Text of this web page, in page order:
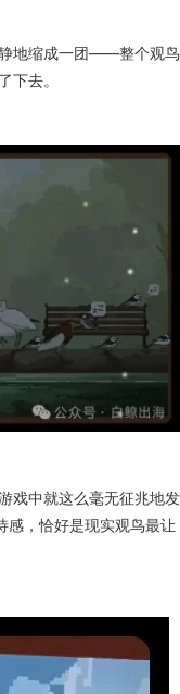
地缩成一团——整个观鸟
下去。